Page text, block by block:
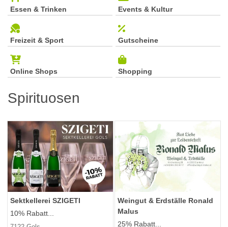
Essen & Trinken Events & Kultur
Freizeit & Sport Gutscheine
Online Shops Shopping
Spirituosen
Sektkellerei SZIGETI
10% Rabatt...
Weingut & Erdställe Ronald
Malus
25% Rabatt...